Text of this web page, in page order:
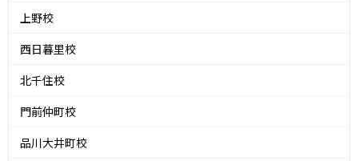
上野校
西日暮里校
北千住校
門前仲町校
品川大井町校